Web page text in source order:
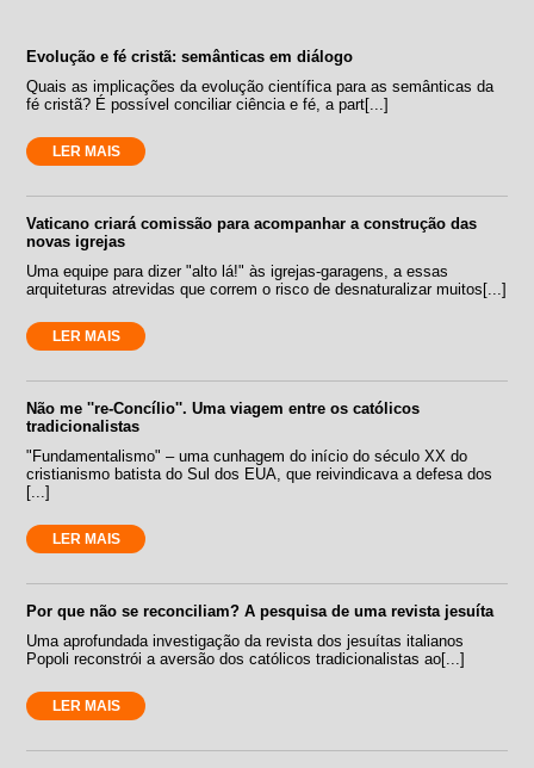
Evolução e fé cristã: semânticas em diálogo
Quais as implicações da evolução científica para as semânticas da
fé cristã? É possível conciliar ciência e fé, a part[...]
LER MAIS
Vaticano criará comissão para acompanhar a construção das
novas igrejas
Uma equipe para dizer "alto lá!" às igrejas-garagens, a essas
arquiteturas atrevidas que correm o risco de desnaturalizar muitos[...]
LER MAIS
Não me ''re-Concílio''. Uma viagem entre os católicos
tradicionalistas
"Fundamentalismo" – uma cunhagem do início do século XX do
cristianismo batista do Sul dos EUA, que reivindicava a defesa dos
[...]
LER MAIS
Por que não se reconciliam? A pesquisa de uma revista jesuíta
Uma aprofundada investigação da revista dos jesuítas italianos
Popoli reconstrói a aversão dos católicos tradicionalistas ao[...]
LER MAIS